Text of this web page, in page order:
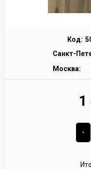
Код:
Санкт-
Москва:
1
-